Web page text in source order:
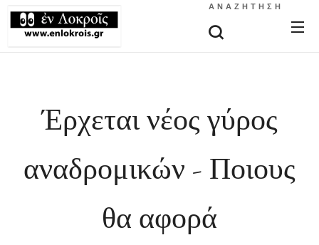
ΑΝΑΖΉΤΗΣΗ
Έρχεται νέος γύρος
αναδρομικών - Ποιους
θα αφορά